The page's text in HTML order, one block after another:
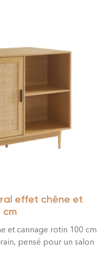
effet chêne et
cm
et cannage rotin 100 cm
pensé pour un salon